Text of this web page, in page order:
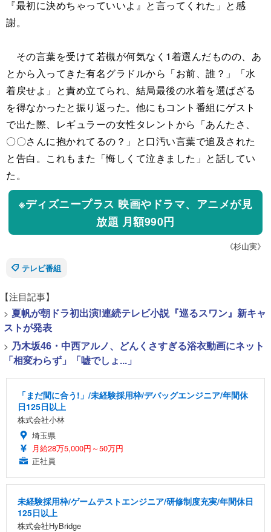
『最初に決めちゃっていいよ』と言ってくれた」と感
謝。
その言葉を受けて若槻が何気なく1着選んだものの、あ
とから入ってきた有名グラドルから「お前、誰？」「水
着戻せよ」と責め立てられ、結局最後の水着を選ばざる
を得なかったと振り返った。他にもコント番組にゲスト
で出た際、レギュラーの女性タレントから「あんたさ、
〇〇さんに抱かれてるの？」と口汚い言葉で追及された
と告白。これもまた「悔しくて泣きました」と話してい
た。
※ディズニープラス 映画やドラマ、アニメが見
放題 月額990円
《杉山実》
テレビ番組
【注目記事】
> 夏帆が朝ドラ初出演!連続テレビ小説『巡るスワン』新キャ
ストが発表
> 乃木坂46・中西アルノ、どんくさすぎる浴衣動画にネット
「相変わらず」「嘘でしょ...」
「まだ間に合う!」/未経験採用枠/デバッグエンジニア/年間休
日125日以上
株式会社小林
埼玉県
月給28万5,000円～50万円
正社員
未経験採用枠/ゲームテストエンジニア/研修制度充実/年間休日
125日以上
株式会社HyBridge